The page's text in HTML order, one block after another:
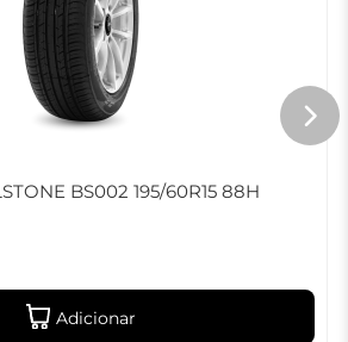
BS002 195/60R15 88H
Adicionar